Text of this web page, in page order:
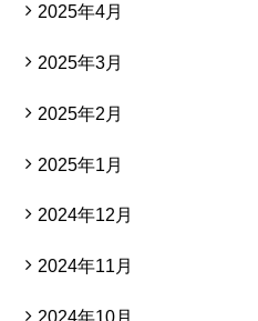
2025年4月
2025年3月
2025年2月
2025年1月
2024年12月
2024年11月
2024年10月